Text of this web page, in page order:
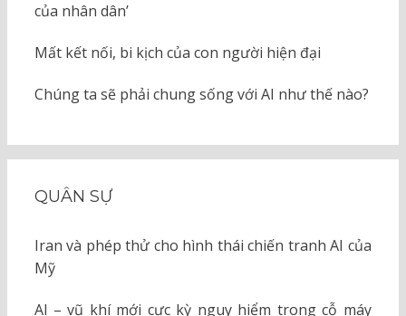
của nhân dân’
Mất kết nối, bi kịch của con người hiện đại
Chúng ta sẽ phải chung sống với AI như thế nào?
QUÂN SỰ
Iran và phép thử cho hình thái chiến tranh AI của
Mỹ
AI – vũ khí mới cực kỳ nguy hiểm trong cỗ máy